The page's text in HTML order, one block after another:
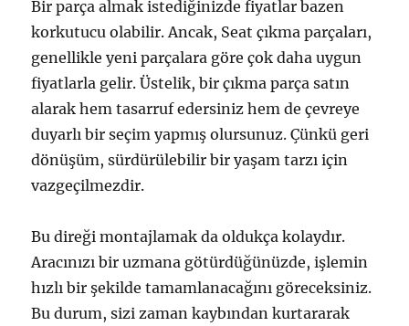
Bir parça almak istediğinizde fiyatlar bazen
korkutucu olabilir. Ancak, Seat çıkma parçaları,
genellikle yeni parçalara göre çok daha uygun
fiyatlarla gelir. Üstelik, bir çıkma parça satın
alarak hem tasarruf edersiniz hem de çevreye
duyarlı bir seçim yapmış olursunuz. Çünkü geri
dönüşüm, sürdürülebilir bir yaşam tarzı için
vazgeçilmezdir.
Bu direği montajlamak da oldukça kolaydır.
Aracınızı bir uzmana götürdüğünüzde, işlemin
hızlı bir şekilde tamamlanacağını göreceksiniz.
Bu durum, sizi zaman kaybından kurtararak